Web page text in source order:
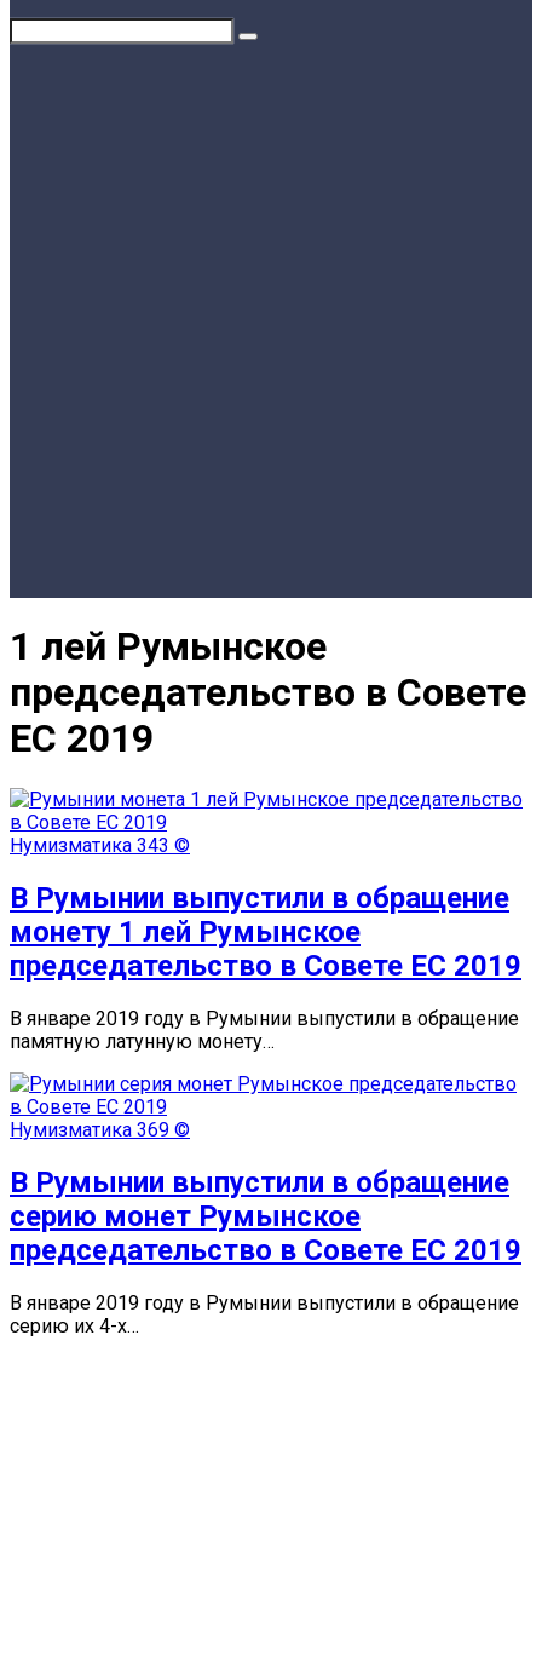
1 лей Румынское
председательство в Совете
ЕС 2019
Нумизматика 343 ©
В Румынии выпустили в обращение
монету 1 лей Румынское
председательство в Совете ЕС 2019
В январе 2019 году в Румынии выпустили в обращение
памятную латунную монету…
Нумизматика 369 ©
В Румынии выпустили в обращение
серию монет Румынское
председательство в Совете ЕС 2019
В январе 2019 году в Румынии выпустили в обращение
серию их 4-х…